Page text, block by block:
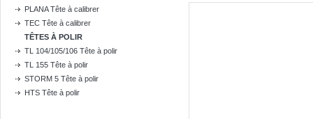
PLANA Tête à calibrer
TEC Tête à calibrer
TÊTES À POLIR
TL 104/105/106 Tête à polir
TL 155 Tête à polir
STORM 5 Tête à polir
HTS Tête à polir